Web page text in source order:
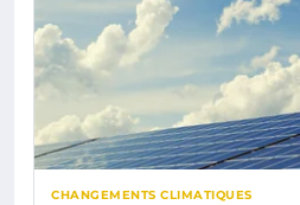
CHANGEMENTS CLIMATIQUES